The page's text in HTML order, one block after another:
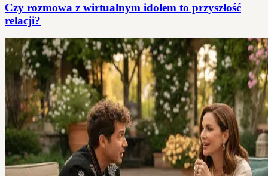
Czy rozmowa z wirtualnym idolem to przyszłość
relacji?